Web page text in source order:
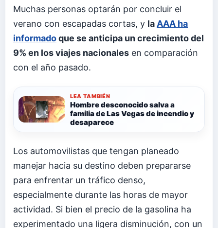
Muchas personas optarán por concluir el
verano con escapadas cortas, y la AAA ha
informadoque se anticipa un crecimiento del
9% en los viajes nacionales en comparación
con el año pasado.
LEA TAMBIÉN
Hombre desconocido salva a
familia de Las Vegas de incendio y
desaparece
Los automovilistas que tengan planeado
manejar hacia su destino deben prepararse
para enfrentar un tráfico denso,
especialmente durante las horas de mayor
actividad. Si bien el precio de la gasolina ha
experimentado una ligera disminución, con un